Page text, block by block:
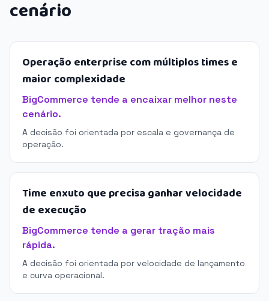
cenário
Operação enterprise com múltiplos times e
maior complexidade
BigCommerce tende a encaixar melhor neste
cenário.
A decisão foi orientada por escala e governança de
operação.
Time enxuto que precisa ganhar velocidade
de execução
BigCommerce tende a gerar tração mais
rápida.
A decisão foi orientada por velocidade de lançamento
e curva operacional.